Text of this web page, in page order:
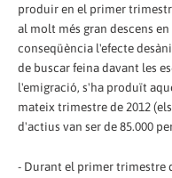
produir en el primer
al molt més gran descens
conseqüència l'efecte
de buscar feina davant les
l'emigració, s'ha produït
mateix trimestre de 2012
d'actius van ser de 85.000
- Durant el primer trimestre